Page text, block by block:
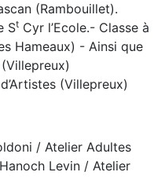
(Rambouillet).
St Cyr l’Ecole.- Classe à
Hameaux) - Ainsi que
(Villepreux)
/ Atelier Adultes
Levin / Atelier